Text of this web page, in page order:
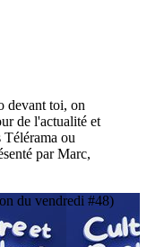
devant toi, on
de l'actualité et
Télérama ou
par Marc,
du vendredi #48)